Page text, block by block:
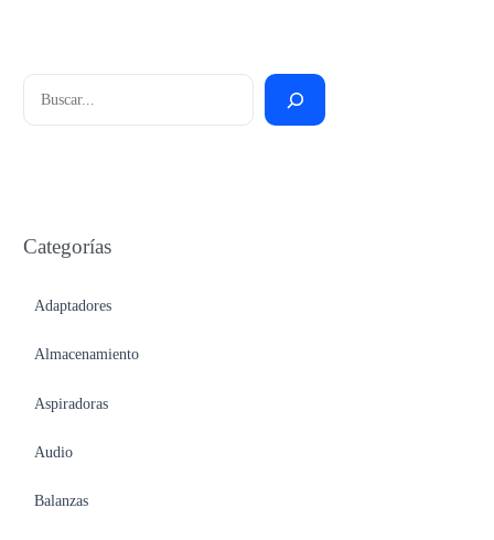
Categorías
Adaptadores
Almacenamiento
Aspiradoras
Audio
Balanzas